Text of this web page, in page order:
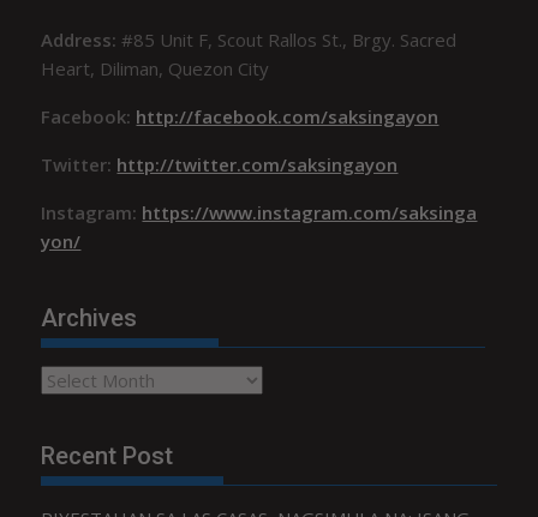
Address:#85 Unit F, Scout Rallos St., Brgy. Sacred
Heart, Diliman, Quezon City
Facebook: http://facebook.com/saksingayon
Twitter: http://twitter.com/saksingayon
Instagram: https://www.instagram.com/saksinga
yon/
Archives
Archives
Recent Post